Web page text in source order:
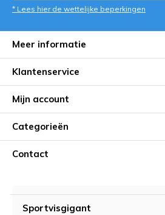
* Lees hier de wettelijke beperkingen
Meer informatie
Klantenservice
Mijn account
Categorieën
Contact
Sportvisgigant